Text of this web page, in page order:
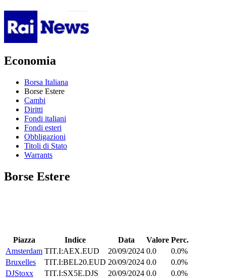
Economia
Borsa Italiana
Borse Estere
Cambi
Diritti
Fondi italiani
Fondi esteri
Obbligazioni
Titoli di Stato
Warrants
Borse Estere
Piazza Indice Data Valore Perc.
Amsterdam TIT.I:AEX.EUD 20/09/2024 0.0
0.0%
Bruxelles
TIT.I:BEL20.EUD 20/09/2024 0.0
0.0%
DJStoxx
TIT.I:SX5E.DJS 20/09/2024 0.0
0.0%